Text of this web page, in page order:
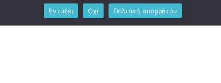
Ανδρέου Λόντου 1, Μεσολόγγι 302 00
Εντάξει
Όχι Πολιτική απορρήτου